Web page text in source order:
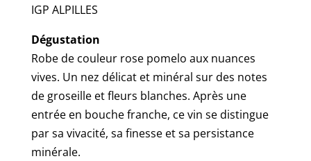
IGP ALPILLES
Dégustation
Robe de couleur rose pomelo aux nuances
vives. Un nez délicat et minéral sur des notes
de groseille et fleurs blanches. Après une
entrée en bouche franche, ce vin se distingue
par sa vivacité, sa finesse et sa persistance
minérale.